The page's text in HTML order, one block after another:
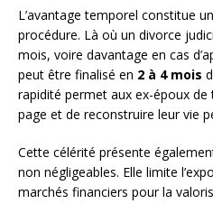
L’avantage temporel constitue
procédure. Là où un divorce
mois, voire davantage en cas
peut être finalisé en 2 à 4 mois
rapidité permet aux ex-époux
page et de reconstruire leur vie
Cette célérité présente
non négligeables. Elle limite
marchés financiers pour la